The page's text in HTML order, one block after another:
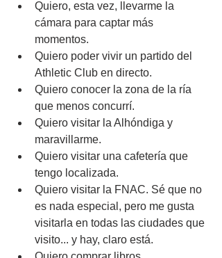
Quiero, esta vez, llevarme la
cámara para captar más
momentos.
Quiero poder vivir un partido del
Athletic Club en directo.
Quiero conocer la zona de la ría
que menos concurrí.
Quiero visitar la Alhóndiga y
maravillarme.
Quiero visitar una cafetería que
tengo localizada.
Quiero visitar la FNAC. Sé que no
es nada especial, pero me gusta
visitarla en todas las ciudades que
visito... y hay, claro está.